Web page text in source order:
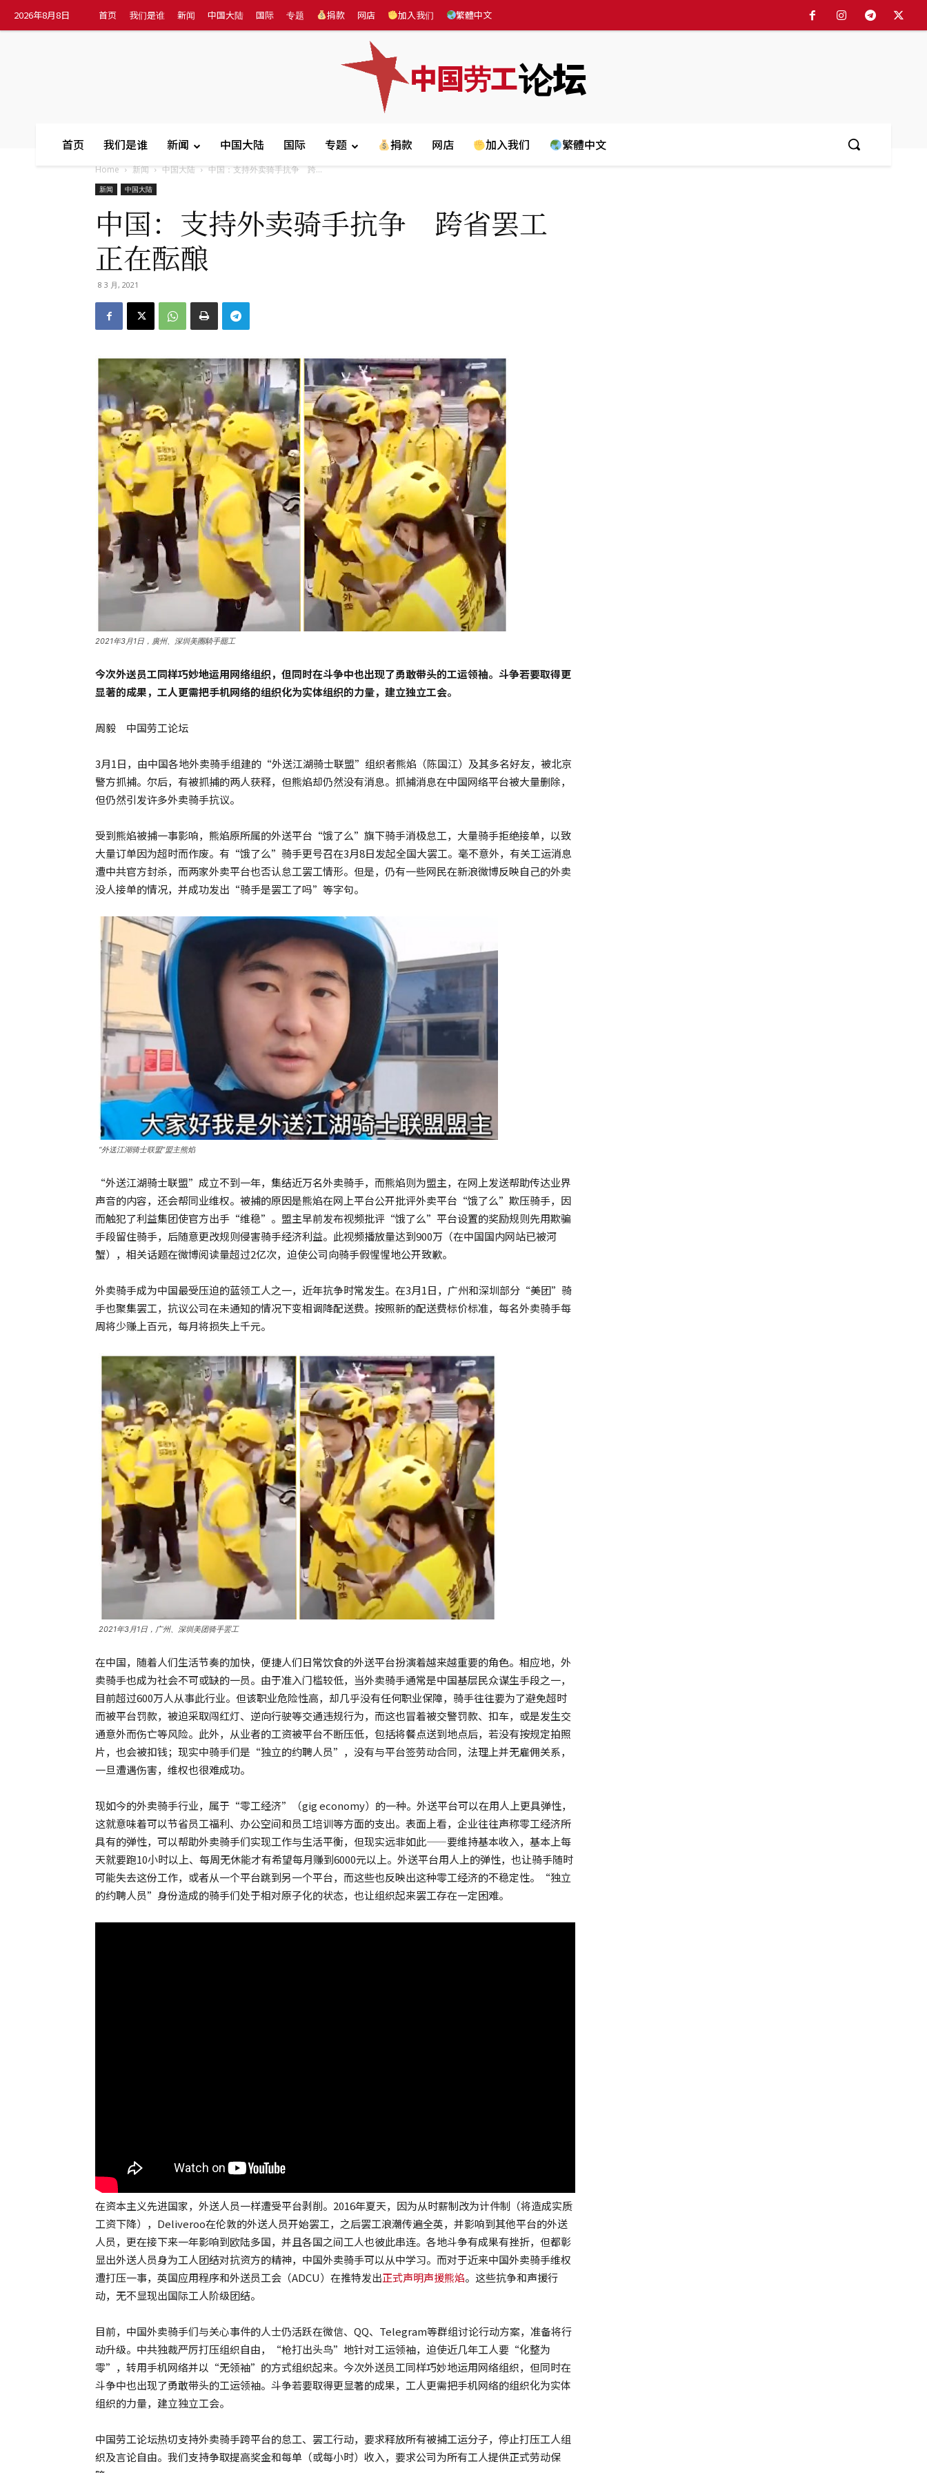
2026年8月8日 首页 我们是谁 新闻 中国大陆 国际 专题 捐款 网店 加入我们 繁體中文
中国劳工论坛
首页 我们是谁 新闻 中国大陆 国际 专题 捐款 网店 加入我们 繁體中文
Home 新闻 中国大陆 中国：支持外卖骑手抗争 跨...
新闻 中国大陆
中国：支持外卖骑手抗争 跨省罢工
正在酝酿
8 3 月, 2021
2021年3月1日，廣州、深圳美團騎手罷工
今次外送员工同样巧妙地运用网络组织，但同时在斗争中也出现了勇敢带头的工运领袖。斗争若要取得更
显著的成果，工人更需把手机网络的组织化为实体组织的力量，建立独立工会。
周毅 中国劳工论坛
3月1日，由中国各地外卖骑手组建的“外送江湖骑士联盟”组织者熊焰（陈国江）及其多名好友，被北京
警方抓捕。尔后，有被抓捕的两人获释，但熊焰却仍然没有消息。抓捕消息在中国网络平台被大量删除，
但仍然引发许多外卖骑手抗议。
受到熊焰被捕一事影响，熊焰原所属的外送平台“饿了么”旗下骑手消极怠工，大量骑手拒绝接单，以致
大量订单因为超时而作废。有“饿了么”骑手更号召在3月8日发起全国大罢工。毫不意外，有关工运消息
遭中共官方封杀，而两家外卖平台也否认怠工罢工情形。但是，仍有一些网民在新浪微博反映自己的外卖
没人接单的情况，并成功发出“骑手是罢工了吗”等字句。
“外送江湖骑士联盟”盟主熊焰
“外送江湖骑士联盟”成立不到一年，集结近万名外卖骑手，而熊焰则为盟主，在网上发送帮助传达业界
声音的内容，还会帮同业维权。被捕的原因是熊焰在网上平台公开批评外卖平台“饿了么”欺压骑手，因
而触犯了利益集团使官方出手“维稳”。盟主早前发布视频批评“饿了么”平台设置的奖励规则先用欺骗
手段留住骑手，后随意更改规则侵害骑手经济利益。此视频播放量达到900万（在中国国内网站已被河
蟹），相关话题在微博阅读量超过2亿次，迫使公司向骑手假惺惺地公开致歉。
外卖骑手成为中国最受压迫的蓝领工人之一，近年抗争时常发生。在3月1日，广州和深圳部分“美团”骑
手也聚集罢工，抗议公司在未通知的情况下变相调降配送费。按照新的配送费标价标准，每名外卖骑手每
周将少赚上百元，每月将损失上千元。
2021年3月1日，广州、深圳美团骑手罢工
在中国，随着人们生活节奏的加快，便捷人们日常饮食的外送平台扮演着越来越重要的角色。相应地，外
卖骑手也成为社会不可或缺的一员。由于准入门槛较低，当外卖骑手通常是中国基层民众谋生手段之一，
目前超过600万人从事此行业。但该职业危险性高，却几乎没有任何职业保障，骑手往往要为了避免超时
而被平台罚款，被迫采取闯红灯、逆向行驶等交通违规行为，而这也冒着被交警罚款、扣车，或是发生交
通意外而伤亡等风险。此外，从业者的工资被平台不断压低，包括将餐点送到地点后，若没有按规定拍照
片，也会被扣钱；现实中骑手们是“独立的约聘人员”，没有与平台签劳动合同，法理上并无雇佣关系，
一旦遭遇伤害，维权也很难成功。
现如今的外卖骑手行业，属于“零工经济”（gig economy）的一种。外送平台可以在用人上更具弹性，
这就意味着可以节省员工福利、办公空间和员工培训等方面的支出。表面上看，企业往往声称零工经济所
具有的弹性，可以帮助外卖骑手们实现工作与生活平衡，但现实远非如此——要维持基本收入，基本上每
天就要跑10小时以上、每周无休能才有希望每月赚到6000元以上。外送平台用人上的弹性，也让骑手随时
可能失去这份工作，或者从一个平台跳到另一个平台，而这些也反映出这种零工经济的不稳定性。“独立
的约聘人员”身份造成的骑手们处于相对原子化的状态，也让组织起来罢工存在一定困难。
在资本主义先进国家，外送人员一样遭受平台剥削。2016年夏天，因为从时薪制改为计件制（将造成实质
工资下降），Deliveroo在伦敦的外送人员开始罢工，之后罢工浪潮传遍全英，并影响到其他平台的外送
人员，更在接下来一年影响到欧陆多国，并且各国之间工人也彼此串连。各地斗争有成果有挫折，但都彰
显出外送人员身为工人团结对抗资方的精神，中国外卖骑手可以从中学习。而对于近来中国外卖骑手维权
遭打压一事，英国应用程序和外送员工会（ADCU）在推特发出正式声明声援熊焰。这些抗争和声援行
动，无不显现出国际工人阶级团结。
目前，中国外卖骑手们与关心事件的人士仍活跃在微信、QQ、Telegram等群组讨论行动方案，准备将行
动升级。中共独裁严厉打压组织自由，“枪打出头鸟”地针对工运领袖，迫使近几年工人要“化整为
零”，转用手机网络并以“无领袖”的方式组织起来。今次外送员工同样巧妙地运用网络组织，但同时在
斗争中也出现了勇敢带头的工运领袖。斗争若要取得更显著的成果，工人更需把手机网络的组织化为实体
组织的力量，建立独立工会。
中国劳工论坛热切支持外卖骑手跨平台的怠工、罢工行动，要求释放所有被捕工运分子，停止打压工人组
织及言论自由。我们支持争取提高奖金和每单（或每小时）收入，要求公司为所有工人提供正式劳动保